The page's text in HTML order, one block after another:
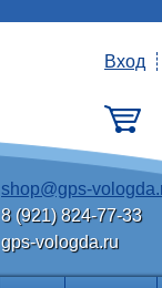
shop@gps-
8 (921) 824-77-33
gps-vologda.ru
Вход